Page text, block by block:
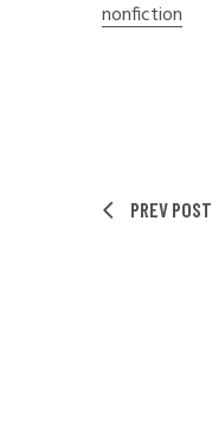
nonfiction
PREV POST